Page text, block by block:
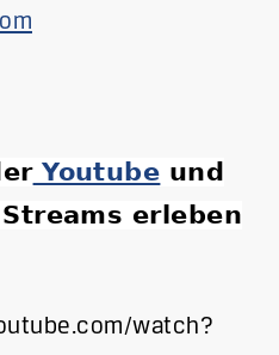
Youtube und
erleben
watch?